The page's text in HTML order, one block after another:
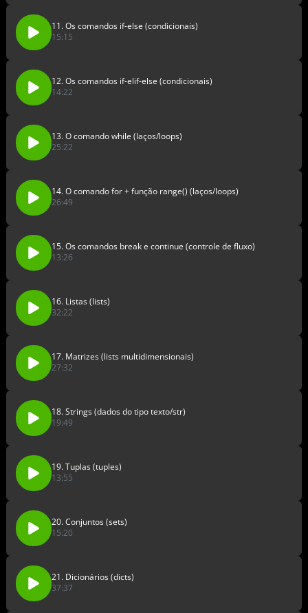
11. Os comandos if-else (condicionais)
15:15
12. Os comandos if-elif-else (condicionais)
14:22
13. O comando while (laços/loops)
25:22
14. O comando for + função range() (laços/loops)
26:49
15. Os comandos break e continue (controle de fluxo)
13:26
16. Listas (lists)
32:22
17. Matrizes (lists multidimensionais)
27:32
18. Strings (dados do tipo texto/str)
19:49
19. Tuplas (tuples)
13:55
20. Conjuntos (sets)
15:20
21. Dicionários (dicts)
37:37